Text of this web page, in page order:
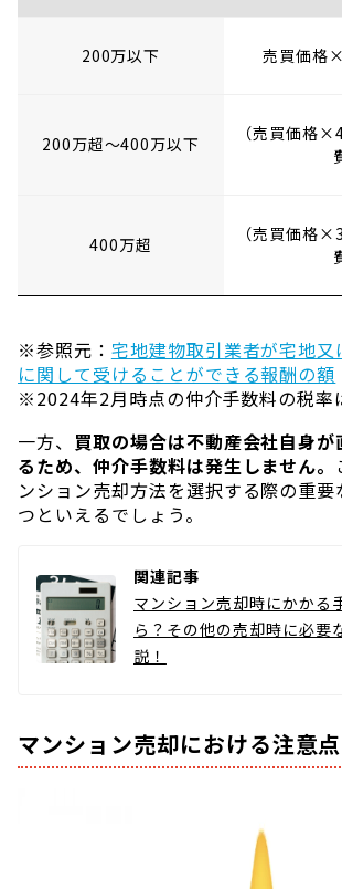
200万以下 売買価格
200万超～400万以下
（売買価格
400万超
（売買価格
※参照元： 宅地建物取引業者が宅地
に関して受けることができる報酬の額
※2024年2月時点の仲介手数料の税率
一方、 買取の場合は不動産会社自身
るため、仲介手数料は発生しません。
ンション売却方法を選択する際の重要
つといえるでしょう。
関連記事
マンション売却時にかかる
ら？その他の売却時に必要
説！
マンション売却における注意点